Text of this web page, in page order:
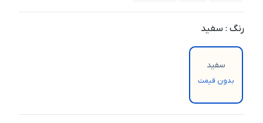
رنگ : سفید
سفید
بدون قیمت